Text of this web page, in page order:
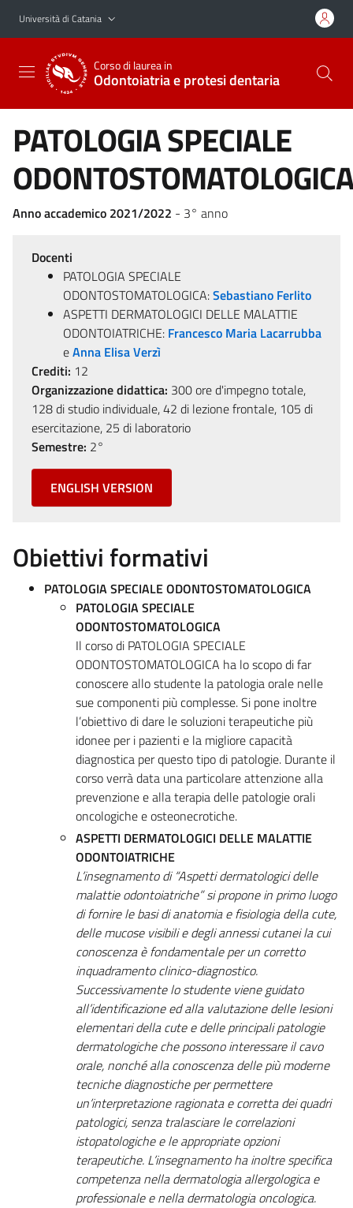
Vai al contenuto principale
Vai al menu di navigazione
Università di Catania
Corso di laurea in
Odontoiatria e protesi dentaria
PATOLOGIA SPECIALE
ODONTOSTOMATOLOGICA
Anno accademico 2021/2022 - 3° anno
Docenti
PATOLOGIA SPECIALE
ODONTOSTOMATOLOGICA:Sebastiano Ferlito
ASPETTI DERMATOLOGICI DELLE MALATTIE
ODONTOIATRICHE: Francesco Maria Lacarrubba
eAnna Elisa Verzì
Crediti: 12
Organizzazione didattica: 300 ore d'impegno totale,
128 di studio individuale, 42 di lezione frontale, 105 di
esercitazione, 25 di laboratorio
Semestre: 2°
ENGLISH VERSION
Obiettivi formativi
PATOLOGIA SPECIALE ODONTOSTOMATOLOGICA
PATOLOGIA SPECIALE
ODONTOSTOMATOLOGICA
Il corso di PATOLOGIA SPECIALE
ODONTOSTOMATOLOGICA ha lo scopo di far
conoscere allo studente la patologia orale nelle
sue componenti più complesse. Si pone inoltre
l’obiettivo di dare le soluzioni terapeutiche più
idonee per i pazienti e la migliore capacità
diagnostica per questo tipo di patologie. Durante il
corso verrà data una particolare attenzione alla
prevenzione e alla terapia delle patologie orali
oncologiche e osteonecrotiche.
ASPETTI DERMATOLOGICI DELLE MALATTIE
ODONTOIATRICHE
L’insegnamento di “Aspetti dermatologici delle
malattie odontoiatriche” si propone in primo luogo
di fornire le basi di anatomia e fisiologia della cute,
delle mucose visibili e degli annessi cutanei la cui
conoscenza è fondamentale per un corretto
inquadramento clinico-diagnostico.
Successivamente lo studente viene guidato
all’identificazione ed alla valutazione delle lesioni
elementari della cute e delle principali patologie
dermatologiche che possono interessare il cavo
orale, nonché alla conoscenza delle più moderne
tecniche diagnostiche per permettere
un’interpretazione ragionata e corretta dei quadri
patologici, senza tralasciare le correlazioni
istopatologiche e le appropriate opzioni
terapeutiche. L’insegnamento ha inoltre specifica
competenza nella dermatologia allergologica e
professionale e nella dermatologia oncologica.